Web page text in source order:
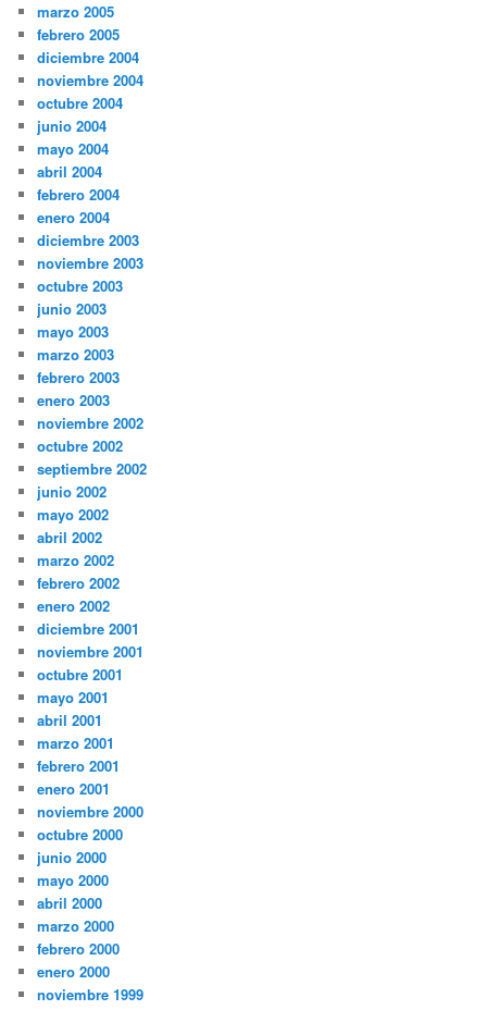
marzo 2005
febrero 2005
diciembre 2004
noviembre 2004
octubre 2004
junio 2004
mayo 2004
abril 2004
febrero 2004
enero 2004
diciembre 2003
noviembre 2003
octubre 2003
junio 2003
mayo 2003
marzo 2003
febrero 2003
enero 2003
noviembre 2002
octubre 2002
septiembre 2002
junio 2002
mayo 2002
abril 2002
marzo 2002
febrero 2002
enero 2002
diciembre 2001
noviembre 2001
octubre 2001
mayo 2001
abril 2001
marzo 2001
febrero 2001
enero 2001
noviembre 2000
octubre 2000
junio 2000
mayo 2000
abril 2000
marzo 2000
febrero 2000
enero 2000
noviembre 1999